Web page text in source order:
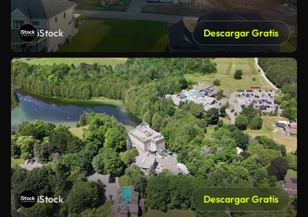
iStock Descargar Gratis
iStock Descargar Gratis